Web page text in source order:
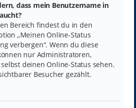
dass mein Benutzername in
Bereich findest du in den
„Meinen Online-Status
verbergen“. Wenn du diese
nur Administratoren,
deinen Online-Status sehen.
Besucher gezählt.